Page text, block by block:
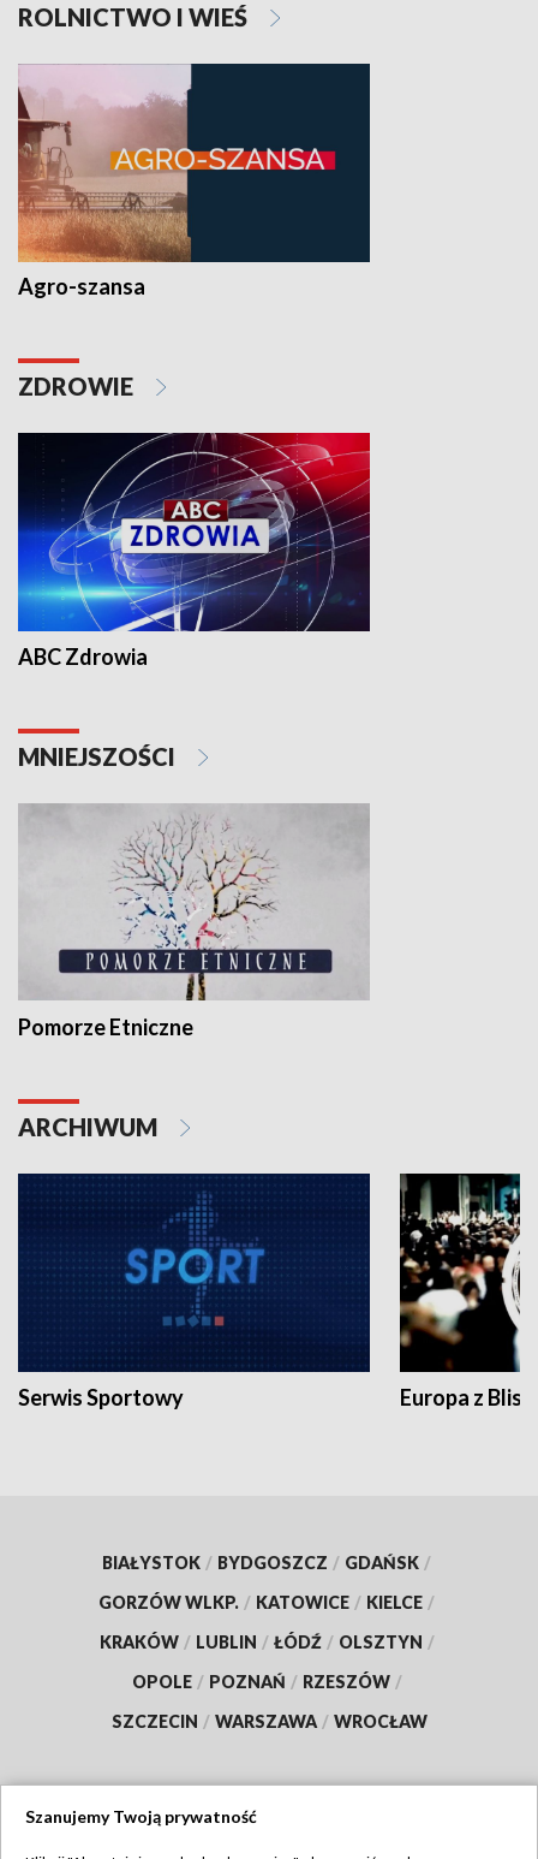
ROLNICTWO I WIEŚ
Agro-szansa
ZDROWIE
ABC Zdrowia
MNIEJSZOŚCI
Pomorze Etniczne
ARCHIWUM
Serwis Sportowy Europa z
BIAŁYSTOK / BYDGOSZCZ / GDAŃSK /
GORZÓW WLKP. / KATOWICE / KIELCE /
KRAKÓW / LUBLIN / ŁÓDŹ / OLSZTYN /
OPOLE / POZNAŃ / RZESZÓW /
SZCZECIN / WARSZAWA / WROCŁAW
Szanujemy Twoją prywatność